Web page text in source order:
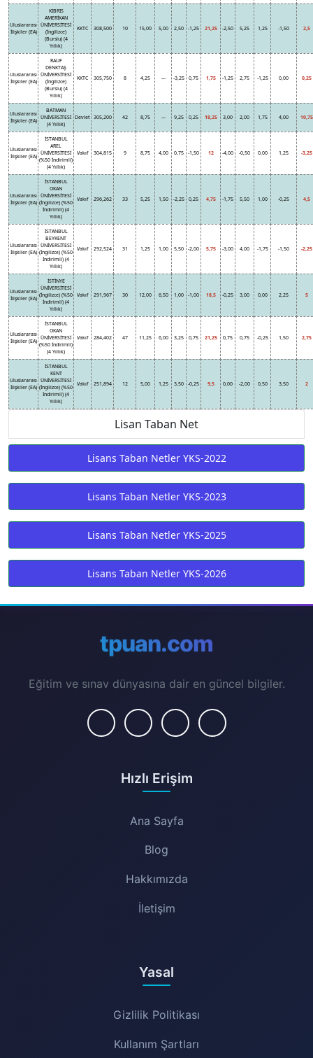
Uluslararası
İlişkiler (EA)
KIBRIS
AMERİKAN
ÜNİVERSİTESİ
(İngilizce)
(Burslu) (4
Yıllık)
KKTC 308,500 10 15,00 5,00 2,50 -1,25 21,25 -2,50 5,25 1,25 -1,50 2,5
Uluslararası
İlişkiler (EA)
RAUF
DENKTAŞ
ÜNİVERSİTESİ
(İngilizce)
(Burslu) (4
Yıllık)
KKTC 305,750 8 4,25 --- -3,25 0,75 1,75 -1,25 2,75 -1,25 0,00 0,25
Uluslararası
İlişkiler (EA)
BATMAN
ÜNİVERSİTESİ
(4 Yıllık)
Devlet 305,200 42 8,75 --- 9,25 0,25 18,25 3,00 2,00 1,75 4,00 10,75
Uluslararası
İlişkiler (EA)
İSTANBUL
AREL
ÜNİVERSİTESİ
(%50 İndirimli)
(4 Yıllık)
Vakıf 304,815 9 8,75 4,00 0,75 -1,50 12 -4,00 -0,50 0,00 1,25 -3,25
Uluslararası
İlişkiler (EA)
İSTANBUL
OKAN
ÜNİVERSİTESİ
(İngilizce) (%50
İndirimli) (4
Yıllık)
Vakıf 296,262 33 5,25 1,50 -2,25 0,25 4,75 -1,75 5,50 1,00 -0,25 4,5
Uluslararası
İlişkiler (EA)
İSTANBUL
BEYKENT
ÜNİVERSİTESİ
(İngilizce) (%50
İndirimli) (4
Yıllık)
Vakıf 292,524 31 1,25 1,00 5,50 -2,00 5,75 -3,00 4,00 -1,75 -1,50 -2,25
Uluslararası
İlişkiler (EA)
İSTİNYE
ÜNİVERSİTESİ
(İngilizce) (%50
İndirimli) (4
Yıllık)
Vakıf 291,967 30 12,00 6,50 1,00 -1,00 18,5 -0,25 3,00 0,00 2,25 5
Uluslararası
İlişkiler (EA)
İSTANBUL
OKAN
ÜNİVERSİTESİ
(%50 İndirimli)
(4 Yıllık)
Vakıf 284,402 47 11,25 6,00 3,25 0,75 21,25 0,75 0,75 -0,25 1,50 2,75
Uluslararası
İlişkiler (EA)
İSTANBUL
KENT
ÜNİVERSİTESİ
(İngilizce) (%50
İndirimli) (4
Yıllık)
Vakıf 251,894 12 5,00 1,25 3,50 -0,25 9,5 0,00 -2,00 0,50 3,50 2
Lisan Taban Net
Lisans Taban Netler YKS-2022
Lisans Taban Netler YKS-2023
Lisans Taban Netler YKS-2025
Lisans Taban Netler YKS-2026
tpuan.com
Eğitim ve sınav dünyasına dair en güncel bilgiler.
Hızlı Erişim
Ana Sayfa
Blog
Hakkımızda
İletişim
Yasal
Gizlilik Politikası
Kullanım Şartları